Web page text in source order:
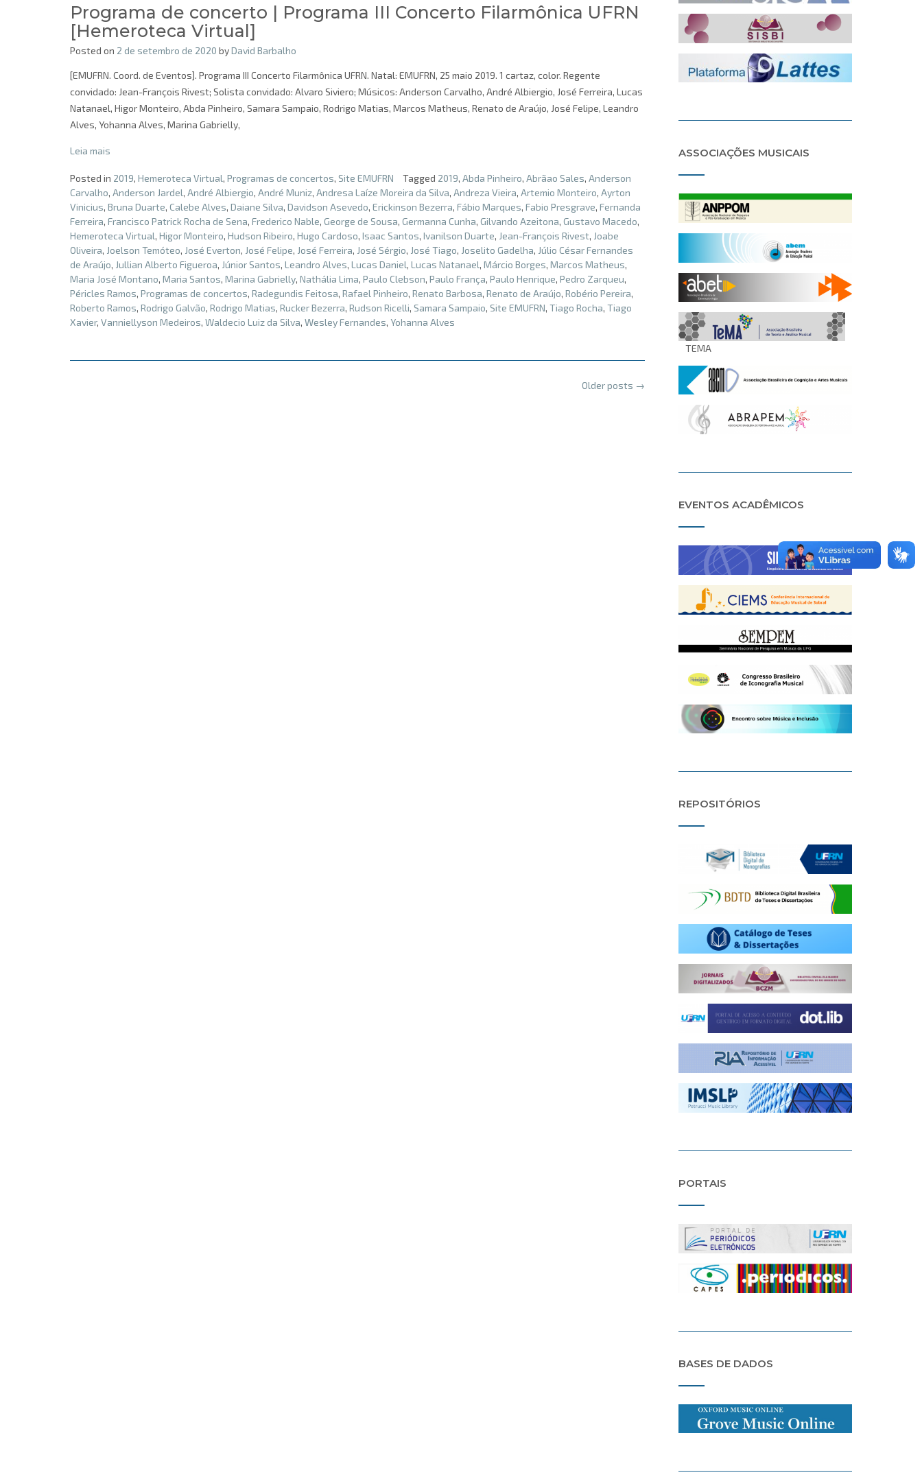
Programa de concerto | Programa III Concerto Filarmônica UFRN
[Hemeroteca Virtual]
Posted on 2 de setembro de 2020 byDavid Barbalho
[EMUFRN. Coord. de Eventos]. Programa III Concerto Filarmônica UFRN. Natal: EMUFRN, 25 maio 2019. 1 cartaz, color. Regente
convidado: Jean-François Rivest; Solista convidado: Alvaro Siviero; Músicos: Anderson Carvalho, André Albiergio, José Ferreira, Lucas
Natanael, Higor Monteiro, Abda Pinheiro, Samara Sampaio, Rodrigo Matias, Marcos Matheus, Renato de Araújo, José Felipe, Leandro
Alves, Yohanna Alves, Marina Gabrielly,
Leia mais
Posted in 2019, Hemeroteca Virtual, Programas de concertos, Site EMUFRN Tagged 2019, Abda Pinheiro, Abrãao Sales, Anderson
Carvalho, Anderson Jardel, André Albiergio, André Muniz, Andresa Laíze Moreira da Silva, Andreza Vieira, Artemio Monteiro, Ayrton
Vinicius, Bruna Duarte, Calebe Alves, Daiane Silva, Davidson Asevedo, Erickinson Bezerra, Fábio Marques, Fabio Presgrave, Fernanda
Ferreira, Francisco Patrick Rocha de Sena, Frederico Nable, George de Sousa, Germanna Cunha, Gilvando Azeitona, Gustavo Macedo,
Hemeroteca Virtual, Higor Monteiro, Hudson Ribeiro, Hugo Cardoso, Isaac Santos, Ivanilson Duarte, Jean-François Rivest, Joabe
Oliveira, Joelson Temóteo, José Everton, José Felipe, José Ferreira, José Sérgio, José Tiago, Joselito Gadelha, Júlio César Fernandes
de Araújo, Jullian Alberto Figueroa, Júnior Santos, Leandro Alves, Lucas Daniel, Lucas Natanael, Márcio Borges, Marcos Matheus,
Maria José Montano, Maria Santos, Marina Gabrielly, Nathália Lima, Paulo Clebson, Paulo França, Paulo Henrique, Pedro Zarqueu,
Péricles Ramos, Programas de concertos, Radegundis Feitosa, Rafael Pinheiro, Renato Barbosa, Renato de Araújo, Robério Pereira,
Roberto Ramos, Rodrigo Galvão, Rodrigo Matias, Rucker Bezerra, Rudson Ricelli, Samara Sampaio, Site EMUFRN, Tiago Rocha, Tiago
Xavier, Vanniellyson Medeiros, Waldecio Luiz da Silva, Wesley Fernandes, Yohanna Alves
Older posts →
ASSOCIAÇÕES MUSICAIS
TEMA
EVENTOS ACADÊMICOS
REPOSITÓRIOS
PORTAIS
BASES DE DADOS